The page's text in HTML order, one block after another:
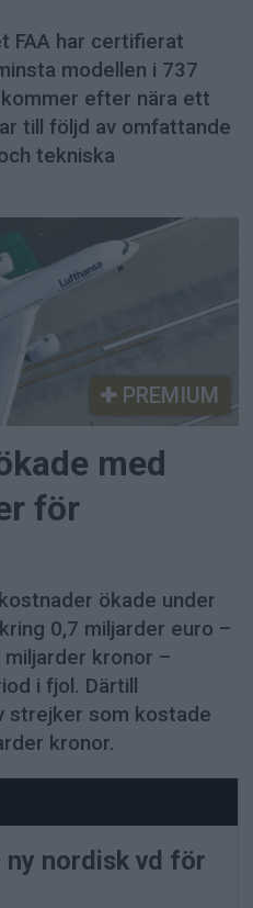
FAA har certifierat
modellen i 737
efter nära ett
till följd av omfattande
tekniska
PREMIUM
med
för
ökade under
0,7 miljarder euro –
kronor –
i fjol. Därtill
strejker som kostade
kronor.
ny nordisk vd för